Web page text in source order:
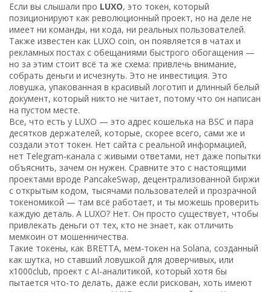
Если вы слышали про LUXO,это токен, который
позиционируют как революционный проект, но на деле не
имеет ни команды, ни кода, ни реальных пользователей.
Также известен как LUXO coin, он появляется в чатах и
рекламных постах с обещаниями быстрого обогащения —
но за этим стоит всё та же схема: привлечь внимание,
собрать деньги и исчезнуть. Это не инвестиция. Это
ловушка, упакованная в красивый логотип и длинный белый
документ, который никто не читает, потому что он написан
на пустом месте.
Все, что есть у LUXO — это адрес кошелька на BSC и пара
десятков держателей, которые, скорее всего, сами же и
создали этот токен. Нет сайта с реальной информацией,
нет Telegram-канала с живыми ответами, нет даже попытки
объяснить, зачем он нужен. Сравните это с настоящими
проектами вроде PancakeSwap,децентрализованной биржи
с открытым кодом, тысячами пользователей и прозрачной
токеномикой — там всё работает, и ты можешь проверить
каждую деталь. А LUXO? Нет. Он просто существует, чтобы
привлекать деньги от тех, кто не знает, как отличить
мемкоин от мошенничества.
Такие токены, как BRETTA,мем-токен на Solana, созданный
как шутка, но ставший ловушкой для доверчивых, или
x1000club,проект с AI-аналитикой, который хотя бы
пытается что-то делать, даже если рискован, хоть имеют